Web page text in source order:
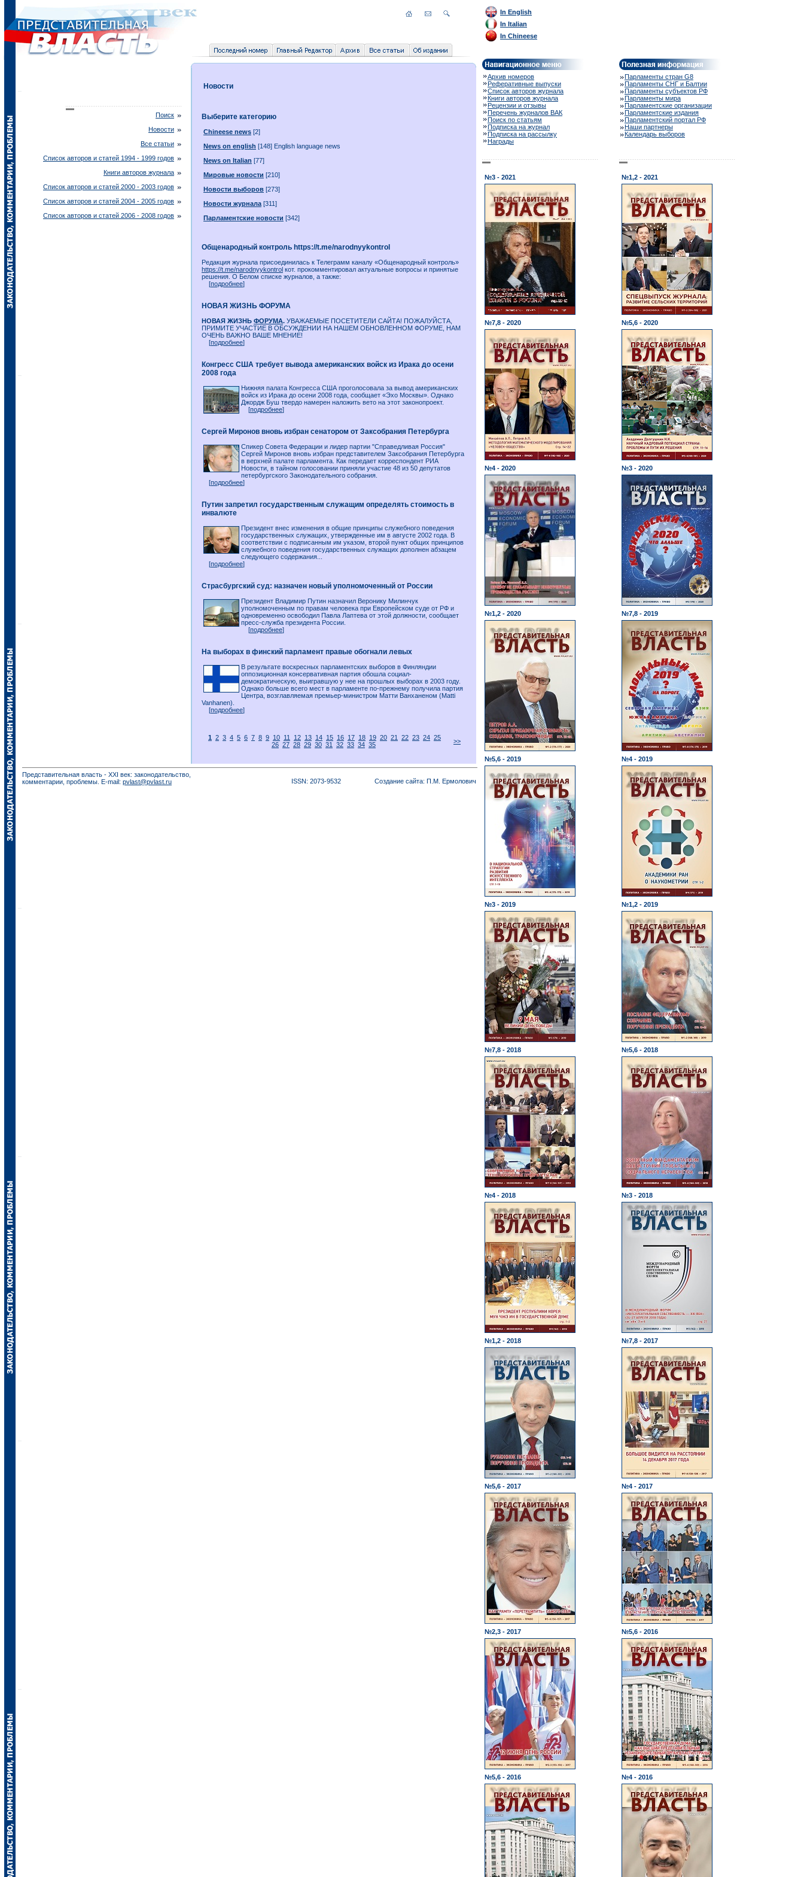
Поиск
Новости
Все статьи
Список авторов и статей 1994 - 1999 годов
Книги авторов журнала
Список авторов и статей 2000 - 2003 годов
Список авторов и статей 2004 - 2005 годов
Список авторов и статей 2006 - 2008 годов
Новости
Выберите категорию
Chineese news [2]
News on english [148] English language news
News on Italian [77]
Мировые новости [210]
Новости выборов [273]
Новости журнала [311]
Парламентские новости [342]
Общенародный контроль https://t.me/narodnyykontrol
Редакция журнала присоединилась к Телеграмм каналу «Общенародный контроль»
https://t.me/narodnyykontrol кот. прокомментировал актуальные вопросы и принятые
решения. О Белом списке журналов, а также:
[подробнее]
НОВАЯ ЖИЗНЬ ФОРУМА
НОВАЯ ЖИЗНЬ ФОРУМА. УВАЖАЕМЫЕ ПОСЕТИТЕЛИ САЙТА! ПОЖАЛУЙСТА,
ПРИМИТЕ УЧАСТИЕ В ОБСУЖДЕНИИ НА НАШЕМ ОБНОВЛЕННОМ ФОРУМЕ, НАМ
ОЧЕНЬ ВАЖНО ВАШЕ МНЕНИЕ!
[подробнее]
Конгресс США требует вывода американских войск из Ирака до осени
2008 года
Нижняя палата Конгресса США проголосовала за вывод американских
войск из Ирака до осени 2008 года, сообщает «Эхо Москвы». Однако
Джордж Буш твердо намерен наложить вето на этот законопроект.
[подробнее]
Сергей Миронов вновь избран сенатором от Заксобрания Петербурга
Спикер Совета Федерации и лидер партии "Справедливая Россия"
Сергей Миронов вновь избран представителем Заксобрания Петербурга
в верхней палате парламента. Как передает корреспондент РИА
Новости, в тайном голосовании приняли участие 48 из 50 депутатов
петербургского Законодательного собрания.
[подробнее]
Путин запретил государственным служащим определять стоимость в
инвалюте
Президент внес изменения в общие принципы служебного поведения
государственных служащих, утвержденные им в августе 2002 года. В
соответствии с подписанным им указом, второй пункт общих принципов
служебного поведения государственных служащих дополнен абзацем
следующего содержания...
[подробнее]
Страсбургский суд: назначен новый уполномоченный от России
Президент Владимир Путин назначил Веронику Милинчук
уполномоченным по правам человека при Европейском суде от РФ и
одновременно освободил Павла Лаптева от этой должности, сообщает
пресс-служба президента России.
[подробнее]
На выборах в финский парламент правые обогнали левых
В результате воскресных парламентских выборов в Финляндии
оппозиционная консервативная партия обошла социал-
демократическую, выигравшую у нее на прошлых выборах в 2003 году.
Однако больше всего мест в парламенте по-прежнему получила партия
Центра, возглавляемая премьер-министром Матти Ванханеном (Matti
Vanhanen).
[подробнее]
1 2 3 4 5 6 7 8 9 10 11 12 13 14 15 16 17 18 19 20 21 22 23 24 25
26 27 28 29 30 31 32 33 34 35 >>
Представительная власть - XXI век: законодательство,
комментарии, проблемы. E-mail: pvlast@pvlast.ru ISSN: 2073-9532 Создание сайта: П.М. Ермолович
In English
In Italian
In Chineese
Архив номеров
Реферативные выпуски
Список авторов журнала
Книги авторов журнала
Рецензии и отзывы
Перечень журналов ВАК
Поиск по статьям
Подписка на журнал
Подписка на рассылку
Награды
Парламенты стран G8
Парламенты СНГ и Балтии
Парламенты субъектов РФ
Парламенты мира
Парламентские организации
Парламентские издания
Парламентский портал РФ
Наши партнеры
Календарь выборов
№3 - 2021 №1,2 - 2021
№7,8 - 2020 №5,6 - 2020
№4 - 2020 №3 - 2020
№1,2 - 2020 №7,8 - 2019
№5,6 - 2019 №4 - 2019
№3 - 2019 №1,2 - 2019
№7,8 - 2018 №5,6 - 2018
№4 - 2018 №3 - 2018
№1,2 - 2018 №7,8 - 2017
№5,6 - 2017 №4 - 2017
№2,3 - 2017 №5,6 - 2016
№5,6 - 2016 №4 - 2016